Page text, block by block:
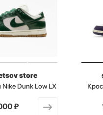
store
Nike Dunk Low LX
₽